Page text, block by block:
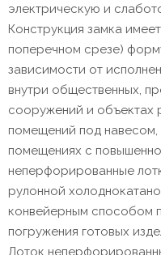
электрическую и
Конструкция замка
поперечном срезе)
зависимости от
внутри общественных,
сооружений и объектах
помещений под навесом,
помещениях с
неперфорированные
рулонной
конвейерным способом
погружения готовых
Лоток